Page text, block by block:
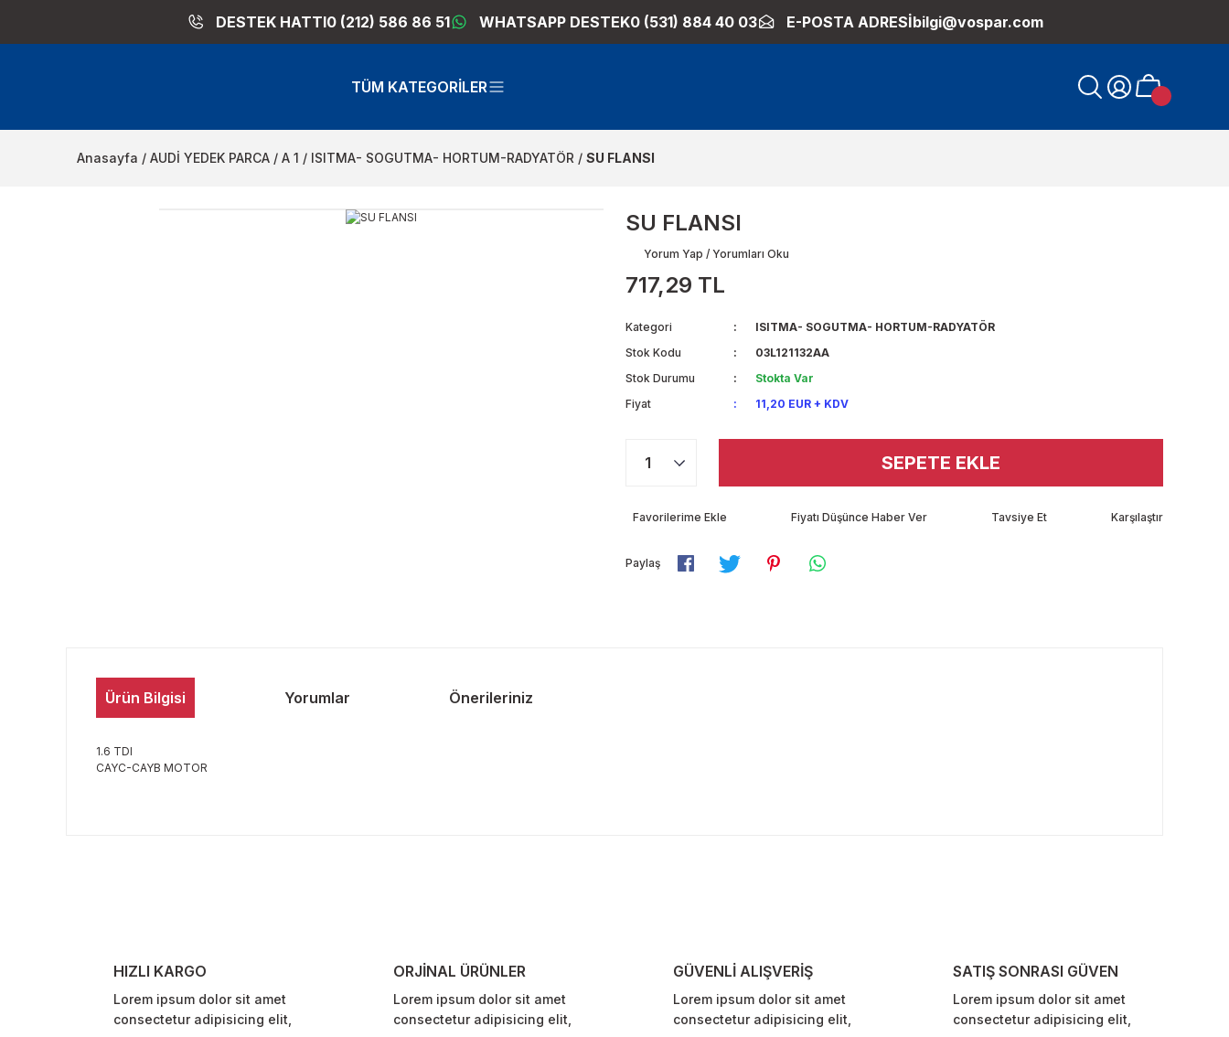
DESTEK HATTI0 (212) 586 86 51 WHATSAPP DESTEK0 (531) 884 40 03 E-POSTA ADRESİbilgi@vospar.com
TÜM KATEGORİLER
Anasayfa AUDİ YEDEK PARCA A 1 ISITMA- SOGUTMA- HORTUM-RADYATÖR SU FLANSI
SU FLANSI
Yorum Yap / Yorumları Oku
717,29 TL
Kategori
ISITMA- SOGUTMA- HORTUM-RADYATÖR
Stok Kodu
03L121132AA
Stok Durumu
Stokta Var
Fiyat
11,20 EUR + KDV
SEPETE EKLE
Fiyatı Düşünce Haber Ver Tavsiye Et Karşılaştır
Paylaş
Ürün Bilgisi Yorumlar Önerileriniz
1.6 TDI
CAYC-CAYB MOTOR
Bu ürüne benzer farklı alternatifler olmalı.
HIZLI KARGO
Lorem ipsum dolor sit amet
consectetur adipisicing elit,
ORJİNAL ÜRÜNLER
Lorem ipsum dolor sit amet
consectetur adipisicing elit,
GÜVENLİ ALIŞVERİŞ
Lorem ipsum dolor sit amet
consectetur adipisicing elit,
SATIŞ SONRASI GÜVEN
Lorem ipsum dolor sit amet
consectetur adipisicing elit,